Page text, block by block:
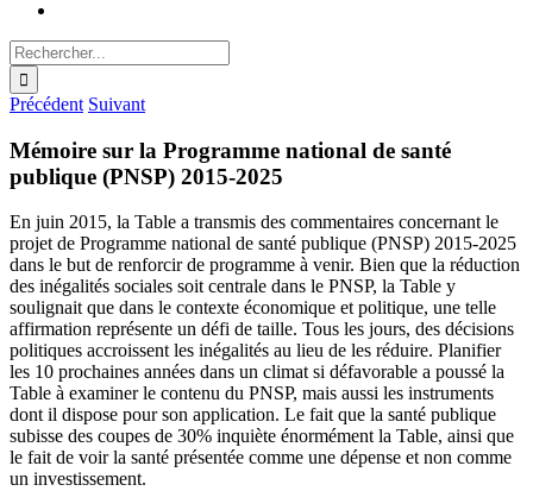
Rechercher:
Précédent Suivant
Mémoire sur la Programme national de santé
publique (PNSP) 2015-2025
En juin 2015, la Table a transmis des commentaires concernant le
projet de Programme national de santé publique (PNSP) 2015-2025
dans le but de renforcir de programme à venir. Bien que la réduction
des inégalités sociales soit centrale dans le PNSP, la Table y
soulignait que dans le contexte économique et politique, une telle
affirmation représente un défi de taille. Tous les jours, des décisions
politiques accroissent les inégalités au lieu de les réduire. Planifier
les 10 prochaines années dans un climat si défavorable a poussé la
Table à examiner le contenu du PNSP, mais aussi les instruments
dont il dispose pour son application. Le fait que la santé publique
subisse des coupes de 30% inquiète énormément la Table, ainsi que
le fait de voir la santé présentée comme une dépense et non comme
un investissement.